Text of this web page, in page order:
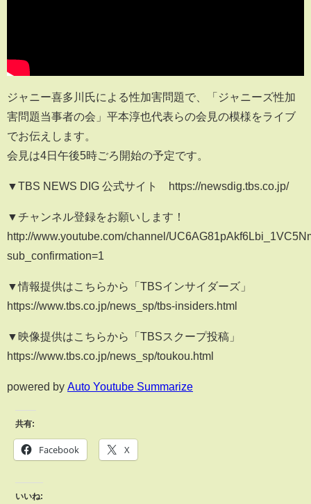
ジャニー喜多川氏による性加害問題で、「ジャニーズ性加
害問題当事者の会」平本淳也代表らの会見の模様をライブ
でお伝えします。
会見は4日午後5時ごろ開始の予定です。
▼TBS NEWS DIG 公式サイト https://newsdig.tbs.co.jp/
▼チャンネル登録をお願いします！
http://www.youtube.com/channel/
sub_confirmation=1
▼情報提供はこちらから「TBSインサイダーズ」
https://www.tbs.co.jp/news_sp/tbs-insiders.html
▼映像提供はこちらから「TBSスクープ投稿」
https://www.tbs.co.jp/news_sp/toukou.html
powered by Auto Youtube Summarize
共有:
Facebook X
いいね: